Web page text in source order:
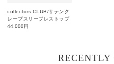
collectors CLUB/サテンク
レープスリーブレストップ
44,000円
RECENTLY